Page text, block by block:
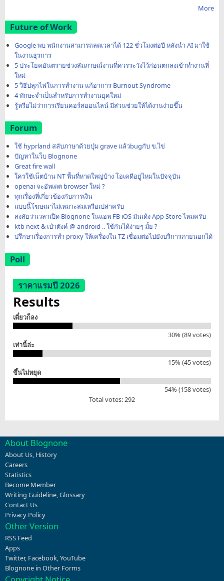
More
Future of Work
Google พบ พนักงานสามารถลดเวลาได้ 122 ชั่วโมงต่อปี หลังนำ AI มาใช้
ในงานธุรการ
5 ประโยคอันตรายช่วงสัมภาษณ์งานที่ควรระวังไว้ก่อนตกลงเข้าทำงานที่
ใหม่
5 วิธีปลุกไฟในการทำงาน แก้อาการ Burnout Syndrome
4 ทักษะจำเป็นสำหรับการทำงานยุคใหม่
รู้หรือไม่ว่าการเรียนคอร์สออนไลน์ มีส่วนช่วยให้ได้งานง่ายขึ้น
Forum
ใช้ hyprland สลับภาษาด้วยปุ่ม grave แล้วbugกับ ข.ไข่
ปัญหาในว็บ Blognone
Great fire wall
ใครใช้เน็ตบ้าน NT พื้นที่หาดใหญ่บ้าง โอเคดีอยู่ไหมในปัจจุบัน
openai จะอัพเดต browser ใหม่ ?
ทุกเรื่องที่เกี่ยวข้องกับการเงิน
แบบนี้โฆษณาไม่เหมาะสมเหรือเปล่าครับ
สงสัยว่าเวลาเปิด Blognone ในแอพ FB iOS มันเด้ง App Store ไหมครับ
ktb next & เป๋าตังค์ @ android .. ใช้กันได้ง่ายๆ มั้ย ?
ปรึกษาเรื่องการทำ proxy ให้เครื่องใน TZ เชื่อมต่อไปยังบริการภายนอกได้
Poll
ราคาแรมปี 2026
Results
เดี๋ยวก็ลง
30% (89 votes)
เท่านี้ล่ะ
15% (45 votes)
ขึ้นไม่หยุด
54% (158 votes)
Total votes: 292
About Blognone
About Us, History
Careers
Statistics
Become Member
Writing Guideline,Glossary
Contact Us
Privacy Policy
Other Version
RSS Feed
Apps
Twitter, Facebook,YouTube
Blognone in Other Forms